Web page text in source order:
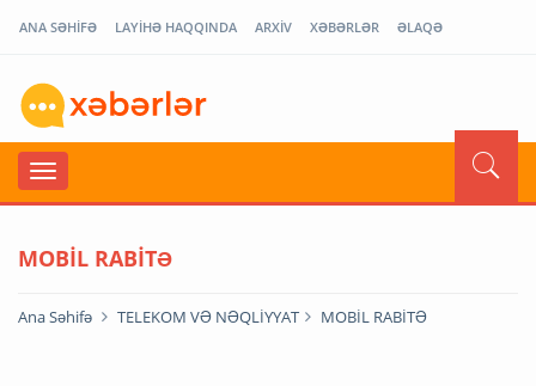
ANA SƏHİFƏ LAYİHƏ HAQQINDA ARXİV XƏBƏRLƏR ƏLAQƏ
MOBİL RABİTƏ
Ana Səhifə TELEKOM VƏ NƏQLİYYAT MOBİL RABİTƏ